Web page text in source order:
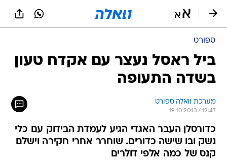
ספורט
ביל ראסל נעצר עם אקדח טעון
בשדה התעופה
מערכת וואלה ספורט
19.10.2013 / 12:47
כדורסלן העבר האגדי הגיע לעמדת הבידוק עם כלי
נשק ובו שישה כדורים. שוחרר אחרי חקירה וישלם
קנס של כמה אלפי דולרים